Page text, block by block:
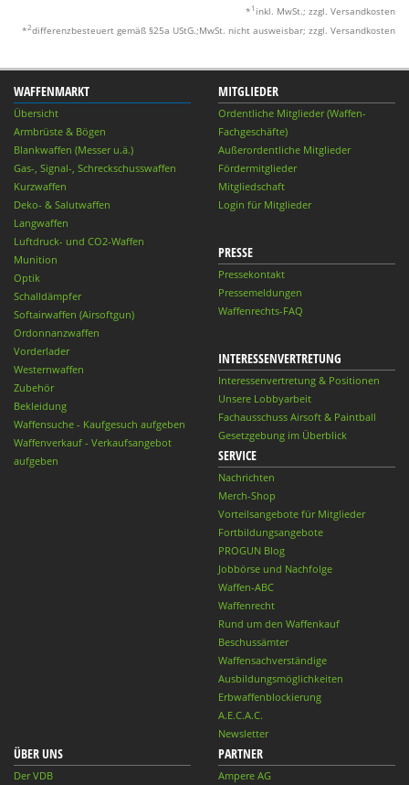
* 1 inkl. MwSt.; zzgl. Versandkosten
*2differenzbesteuert gemäß §25a UStG.;MwSt. nicht ausweisbar; zzgl. Versandkosten
WAFFENMARKT
Übersicht
Armbrüste & Bögen
Blankwaffen (Messer u.ä.)
Gas-, Signal-, Schreckschusswaffen
Kurzwaffen
Deko- & Salutwaffen
Langwaffen
Luftdruck- und CO2-Waffen
Munition
Optik
Schalldämpfer
Softairwaffen (Airsoftgun)
Ordonnanzwaffen
Vorderlader
Westernwaffen
Zubehör
Bekleidung
Waffensuche - Kaufgesuch aufgeben
Waffenverkauf - Verkaufsangebot
aufgeben
MITGLIEDER
Ordentliche Mitglieder (Waffen-
Fachgeschäfte)
Außerordentliche Mitglieder
Fördermitglieder
Mitgliedschaft
Login für Mitglieder
PRESSE
Pressekontakt
Pressemeldungen
Waffenrechts-FAQ
INTERESSENVERTRETUNG
Interessenvertretung & Positionen
Unsere Lobbyarbeit
Fachausschuss Airsoft & Paintball
Gesetzgebung im Überblick
SERVICE
Nachrichten
Merch-Shop
Vorteilsangebote für Mitglieder
Fortbildungsangebote
PROGUN Blog
Jobbörse und Nachfolge
Waffen-ABC
Waffenrecht
Rund um den Waffenkauf
Beschussämter
Waffensachverständige
Ausbildungsmöglichkeiten
Erbwaffenblockierung
A.E.C.A.C.
Newsletter
ÜBER UNS
Der VDB
PARTNER
Ampere AG